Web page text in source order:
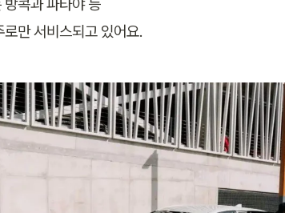
콕과 파타야 등
만 서비스되고 있어요.